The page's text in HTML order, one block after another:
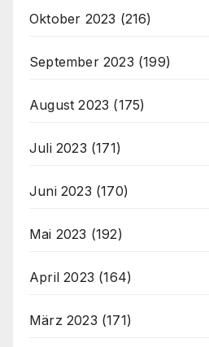
Oktober 2023 (216)
September 2023 (199)
August 2023 (175)
Juli 2023 (171)
Juni 2023 (170)
Mai 2023 (192)
April 2023 (164)
März 2023 (171)